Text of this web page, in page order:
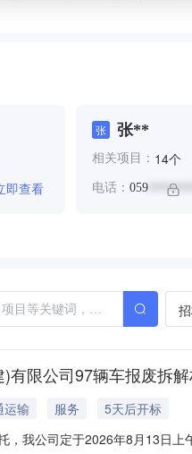
即查看
张 张**
相关项目： 14个
电话： 059
有限公司97辆车报废拆
运输 服务
5天后开标
，我公司定于2026年8月13日